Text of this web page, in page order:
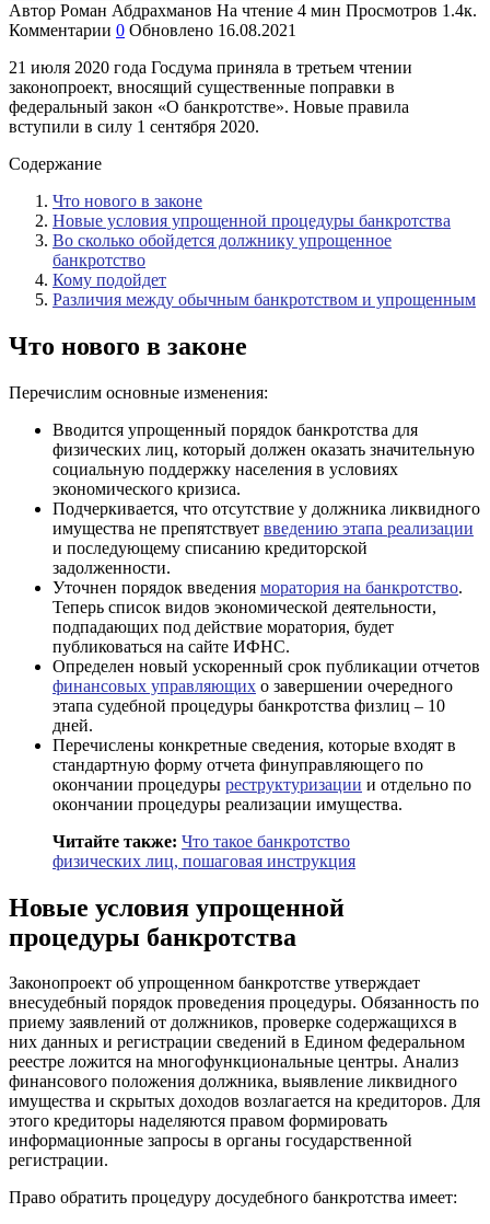
Автор Роман Абдрахманов На чтение 4 мин Просмотров 1.4к.
Комментарии 0 Обновлено 16.08.2021
21 июля 2020 года Госдума приняла в третьем чтении
законопроект, вносящий существенные поправки в
федеральный закон «О банкротстве». Новые правила
вступили в силу 1 сентября 2020.
Содержание
Что нового в законе
Новые условия упрощенной процедуры банкротства
Во сколько обойдется должнику упрощенное
банкротство
Кому подойдет
Различия между обычным банкротством и упрощенным
Что нового в законе
Перечислим основные изменения:
Вводится упрощенный порядок банкротства для
физических лиц, который должен оказать значительную
социальную поддержку населения в условиях
экономического кризиса.
Подчеркивается, что отсутствие у должника ликвидного
имущества не препятствует введению этапа реализации
и последующему списанию кредиторской
задолженности.
Уточнен порядок введения моратория на банкротство.
Теперь список видов экономической деятельности,
подпадающих под действие моратория, будет
публиковаться на сайте ИФНС.
Определен новый ускоренный срок публикации отчетов
финансовых управляющих о завершении очередного
этапа судебной процедуры банкротства физлиц – 10
дней.
Перечислены конкретные сведения, которые входят в
стандартную форму отчета финуправляющего по
окончании процедуры реструктуризации и отдельно по
окончании процедуры реализации имущества.
Читайте также: Что такое банкротство
физических лиц, пошаговая инструкция
Новые условия упрощенной
процедуры банкротства
Законопроект об упрощенном банкротстве утверждает
внесудебный порядок проведения процедуры. Обязанность по
приему заявлений от должников, проверке содержащихся в
них данных и регистрации сведений в Едином федеральном
реестре ложится на многофункциональные центры. Анализ
финансового положения должника, выявление ликвидного
имущества и скрытых доходов возлагается на кредиторов. Для
этого кредиторы наделяются правом формировать
информационные запросы в органы государственной
регистрации.
Право обратить процедуру досудебного банкротства имеет: